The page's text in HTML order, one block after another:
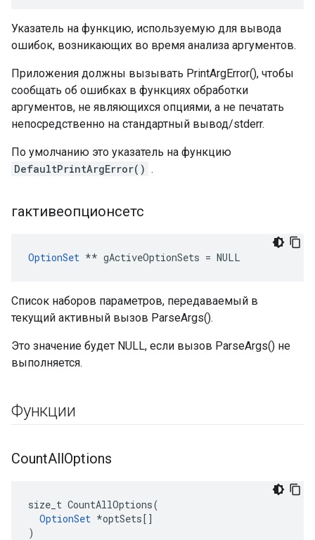
Указатель на функцию, используемую для вывода
ошибок, возникающих во время анализа аргументов.
Приложения должны вызывать PrintArgError(), чтобы
сообщать об ошибках в функциях обработки
аргументов, не являющихся опциями, а не печатать
непосредственно на стандартный вывод/stderr.
По умолчанию это указатель на функцию
DefaultPrintArgError() .
гактивеопционсетс
OptionSet ** gActiveOptionSets = NULL
Список наборов параметров, передаваемый в
текущий активный вызов ParseArgs().
Это значение будет NULL, если вызов ParseArgs() не
выполняется.
Функции
CountAllOptions
size_t CountAllOptions(
OptionSet *optSets[]
)